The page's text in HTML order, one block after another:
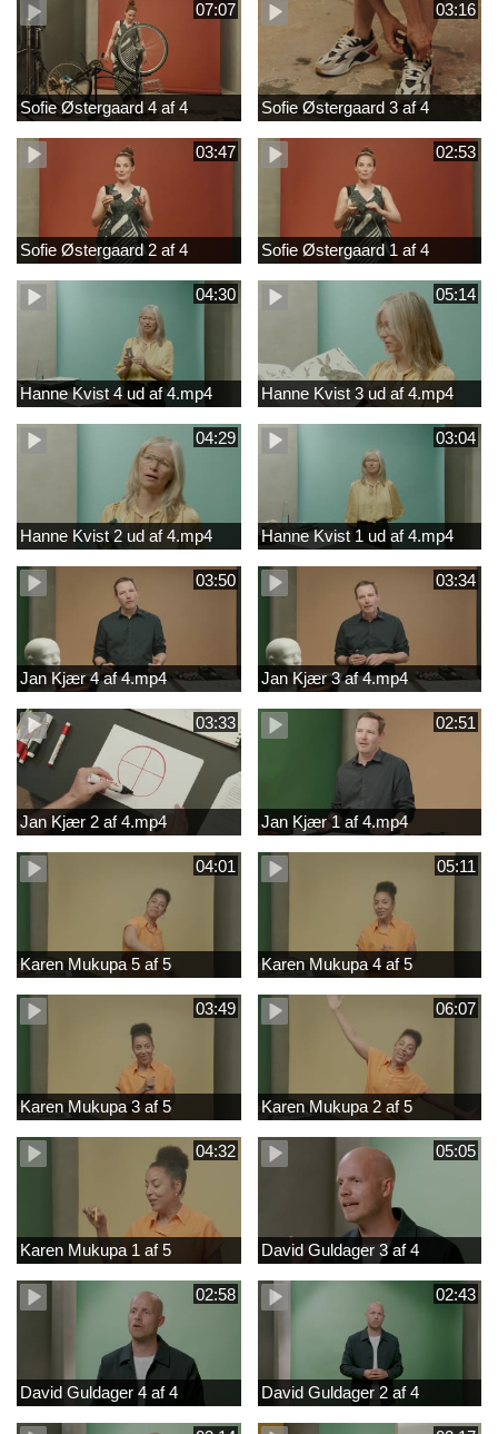
07:07
Sofie Østergaard 4 af 4
03:16
Sofie Østergaard 3 af 4
03:47
Sofie Østergaard 2 af 4
02:53
Sofie Østergaard 1 af 4
04:30
Hanne Kvist 4 ud af 4.mp4
05:14
Hanne Kvist 3 ud af 4.mp4
04:29
Hanne Kvist 2 ud af 4.mp4
03:04
Hanne Kvist 1 ud af 4.mp4
03:50
Jan Kjær 4 af 4.mp4
03:34
Jan Kjær 3 af 4.mp4
03:33
Jan Kjær 2 af 4.mp4
02:51
Jan Kjær 1 af 4.mp4
04:01
Karen Mukupa 5 af 5
05:11
Karen Mukupa 4 af 5
03:49
Karen Mukupa 3 af 5
06:07
Karen Mukupa 2 af 5
04:32
Karen Mukupa 1 af 5
05:05
David Guldager 3 af 4
02:58
David Guldager 4 af 4
02:43
David Guldager 2 af 4